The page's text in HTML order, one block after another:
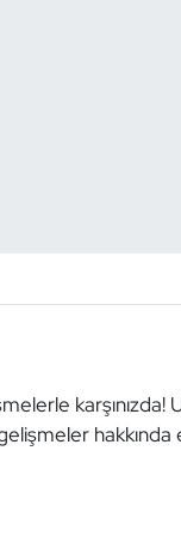
karşınızda!
hakkında